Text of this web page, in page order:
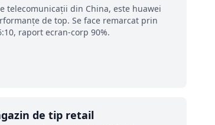
telecomunicații din China, este huawei
de top. Se face remarcat prin
raport ecran-corp 90%.
de tip retail